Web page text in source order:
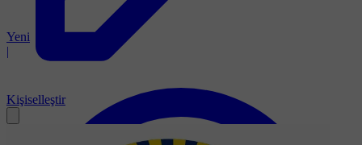
Yeni
|
Kişiselleştir